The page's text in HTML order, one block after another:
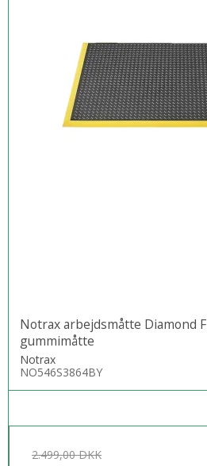
Notrax arbejdsmåtte Diamond
gummimåtte
Notrax
NO546S3864BY
2.499,00 DKK